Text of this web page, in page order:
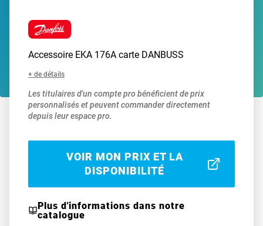
Accessoire EKA 176A carte DANBUSS
+ de détails
Les titulaires d'un compte pro bénéficient de prix
personnalisés et peuvent commander directement
depuis leur espace pro.
VOIR MON PRIX ET LA
DISPONIBILITÉ
Plus d'informations dans notre
catalogue